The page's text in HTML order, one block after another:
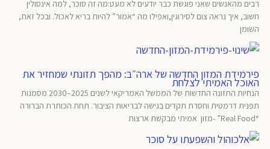
רבים מהאנשים שאני פוגשת כבר יודעים לא מעט:מה זה סוכר, למה אינסולין
חשוב, איך נראה צום לסירוגין,ואפילו מה “אמור” להיות בריא לאכול. ובכל זאת,
השומן
פירמידת המזון החדשה של ארה״ב: מהפך תזונתי שמחזיר את
האוכל האמיתי לצלחת
הנחיות התזונה החדשות של הממשל האמריקאי לשנים 2025–2030 מסמנות
תפנית דרמטית וחסרת תקדים בגישה לבריאות הציבור. תחת הכותרת הברורה